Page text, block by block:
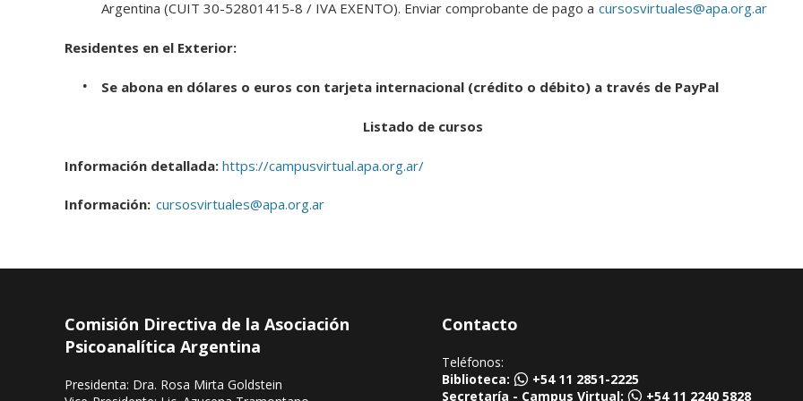
Argentina (CUIT 30-52801415-8 / IVA EXENTO). Enviar comprobante de pago a cursosvirtuales@apa.org.ar
Residentes en el Exterior:
Se abona en dólares o euros con tarjeta internacional (crédito o débito) a través de PayPal
Listado de cursos
Información detallada: https://campusvirtual.apa.org.ar/
Información: cursosvirtuales@apa.org.ar
Comisión Directiva de la Asociación
Psicoanalítica Argentina
Presidenta: Dra. Rosa Mirta Goldstein
Contacto
Teléfonos:
Biblioteca:
+54 11 2851-2225
Secretaría - Campus Virtual:
+54 11 2240 5828